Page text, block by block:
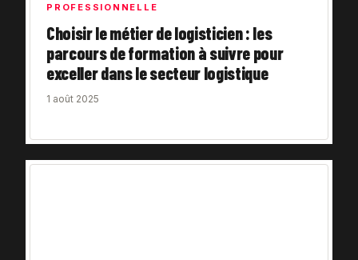
PROFESSIONNELLE
Choisir le métier de logisticien : les
parcours de formation à suivre pour
exceller dans le secteur logistique
1 août 2025